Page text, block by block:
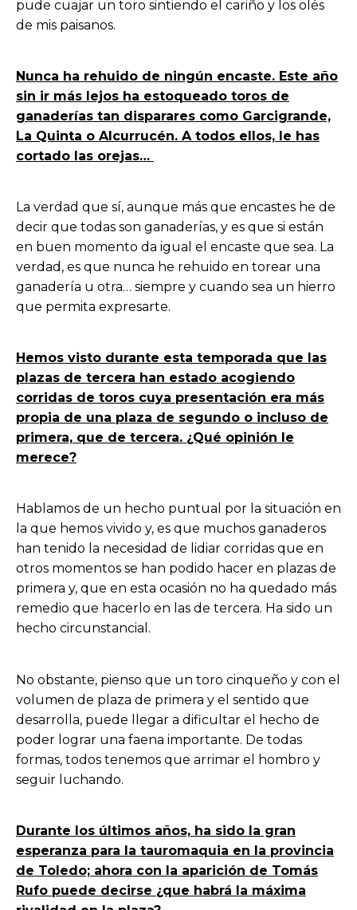
pude cuajar un toro sintiendo el cariño y los olés
de mis paisanos.
Nunca ha rehuido de ningún encaste. Este año
sin ir más lejos ha estoqueado toros de
ganaderías tan disparares como Garcigrande,
La Quinta o Alcurrucén. A todos ellos, le has
cortado las orejas…
La verdad que sí, aunque más que encastes he de
decir que todas son ganaderías, y es que si están
en buen momento da igual el encaste que sea. La
verdad, es que nunca he rehuido en torear una
ganadería u otra… siempre y cuando sea un hierro
que permita expresarte.
Hemos visto durante esta temporada que las
plazas de tercera han estado acogiendo
corridas de toros cuya presentación era más
propia de una plaza de segundo o incluso de
primera, que de tercera. ¿Qué opinión le
merece?
Hablamos de un hecho puntual por la situación en
la que hemos vivido y, es que muchos ganaderos
han tenido la necesidad de lidiar corridas que en
otros momentos se han podido hacer en plazas de
primera y, que en esta ocasión no ha quedado más
remedio que hacerlo en las de tercera. Ha sido un
hecho circunstancial.
No obstante, pienso que un toro cinqueño y con el
volumen de plaza de primera y el sentido que
desarrolla, puede llegar a dificultar el hecho de
poder lograr una faena importante. De todas
formas, todos tenemos que arrimar el hombro y
seguir luchando.
Durante los últimos años, ha sido la gran
esperanza para la tauromaquia en la provincia
de Toledo; ahora con la aparición de Tomás
Rufo puede decirse ¿que habrá la máxima